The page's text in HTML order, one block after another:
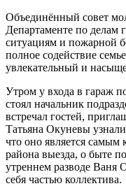
Объединённый совет
Департаменте по делам
ситуациям и пожарной
полное содействие
увлекательный и
Утром у входа в гараж
стоял начальник
встречал гостей,
Татьяна Окуневы
что оно является
района выезда, о быте
утреннем разводе Ваня
себя частью коллектива.